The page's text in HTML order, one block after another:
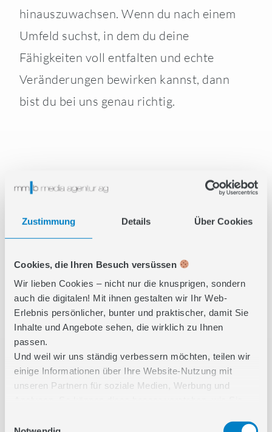
Zustimmung Details Über Cookies
Cookies, die Ihren Besuch versüssen
Wir lieben Cookies – nicht nur die knusprigen, sondern
auch die digitalen! Mit ihnen gestalten wir Ihr Web-
Erlebnis persönlicher, bunter und praktischer, damit Sie
Inhalte und Angebote sehen, die wirklich zu Ihnen
passen.
Und weil wir uns ständig verbessern möchten, teilen wir
einige Informationen über Ihre Website-Nutzung mit
unseren Partnern für soziale Medien, Werbung und
Features bieten. Unsere Partner kombinieren diese Infos
hinauszuwachsen. Wenn du nach einem
Umfeld suchst, in dem du deine
Fähigkeiten voll entfalten und echte
Veränderungen bewirken kannst, dann
bist du bei uns genau richtig.